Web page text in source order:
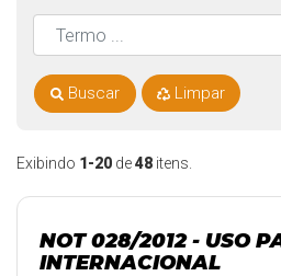
Exibindo 1-20 de48 itens.
NOT 028/2012 - USO
INTERNACIONAL
Buscar Limpar